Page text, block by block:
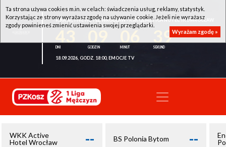
WKK ACTIVE HOTEL WROCŁAW - KSK QEMETICA NOTEĆ INOWROCŁAW
39
18.09.2026, GODZ. 18:00, EMOCJE TV
WKK Active
Hotel Wrocław
-- BS Polonia Bytom --
Ta strona używa cookies m.in. w celach: świadczenia usług, reklamy, statystyk.
Korzystając ze strony wyrażasz zgodę na używanie cookie. Jeżeli nie wyrażasz
zgody powinieneś zmienić ustawienia swojej przeglądarki.
Wyrażam zgodę »